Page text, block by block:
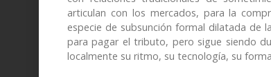
articulan con los mercados, para la
especie de subsunción formal dilatada de
para pagar el tributo, pero sigue siendo
localmente su ritmo, su tecnología, su